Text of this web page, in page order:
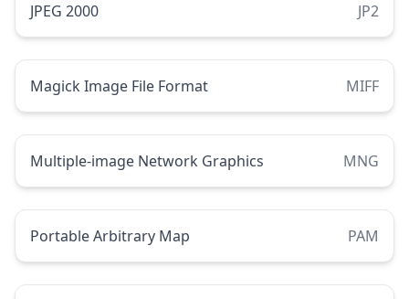
JPEG 2000 JP2
Magick Image File Format MIFF
Multiple-image Network Graphics MNG
Portable Arbitrary Map PAM